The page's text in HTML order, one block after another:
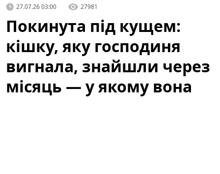
27.07.26 03:00 27981
Покинута під кущем:
кішку, яку господиня
вигнала, знайшли через
місяць — у якому вона